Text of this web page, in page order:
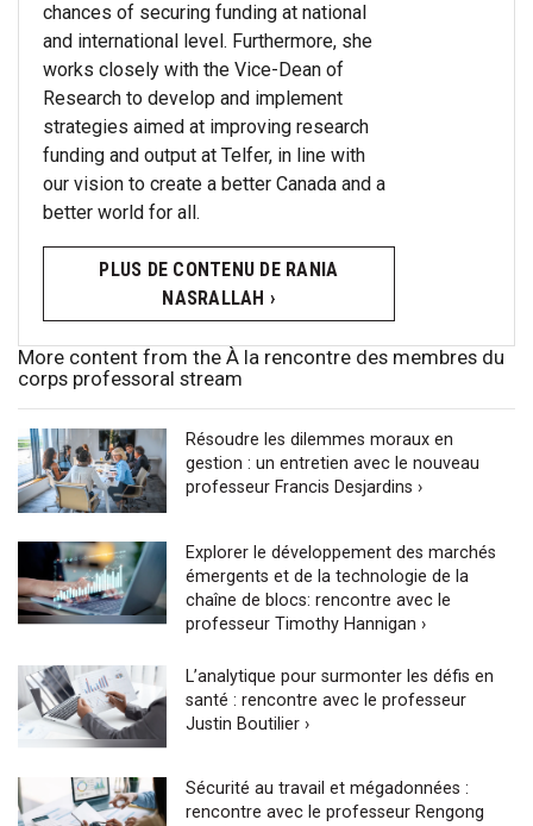
chances of securing funding at national
and international level. Furthermore, she
works closely with the Vice-Dean of
Research to develop and implement
strategies aimed at improving research
funding and output at Telfer, in line with
our vision to create a better Canada and a
better world for all.
PLUS DE CONTENU DE RANIA
NASRALLAH ›
More content from the À la rencontre des membres du
corps professoral stream
Résoudre les dilemmes moraux en
gestion : un entretien avec le nouveau
professeur Francis Desjardins ›
Explorer le développement des marchés
émergents et de la technologie de la
chaîne de blocs: rencontre avec le
professeur Timothy Hannigan ›
L’analytique pour surmonter les défis en
santé : rencontre avec le professeur
Justin Boutilier ›
Sécurité au travail et mégadonnées :
rencontre avec le professeur Rengong